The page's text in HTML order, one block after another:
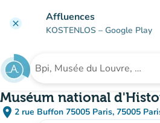
clear Affluences
KOSTENLOS – Google Play
Suche nach einer Einrichtung
Muséum national
place 2 rue Buffon 75005 Paris, 75005(in
(new